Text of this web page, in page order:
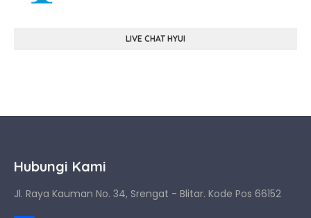
LIVE CHAT HYUI
Hubungi Kami
Jl. Raya Kauman No. 34, Srengat - Blitar. Kode Pos 66152